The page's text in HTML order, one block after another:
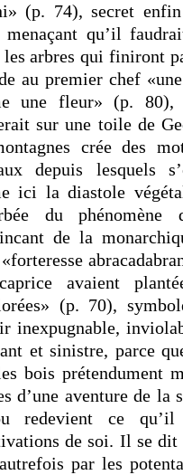
(p. 74), secret
menaçant qu’il
arbres qui finiront
au premier chef
une fleur» (p.
sur une toile de
crée des
depuis lesquels
ici la diastole
du
de la
«forteresse
avaient
(p. 70),
inexpugnable,
et sinistre, parce
bois prétendument
d’une aventure de
redevient ce qu’il
de soi. Il se dit
par les